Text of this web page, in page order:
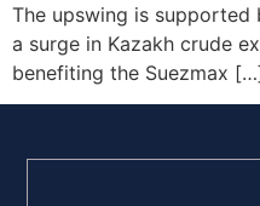
The upswing is supported
a surge in Kazakh crude
benefiting the Suezmax